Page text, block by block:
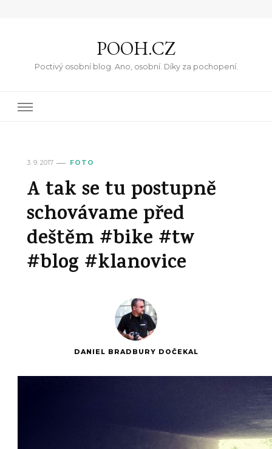
POOH.CZ
Poctivý osobní blog. Ano, osobní. Díky za pochopení.
3. 9. 2017 FOTO
A tak se tu postupně
schovávame před
deštěm #bike #tw
#blog #klanovice
DANIEL BRADBURY DOČEKAL